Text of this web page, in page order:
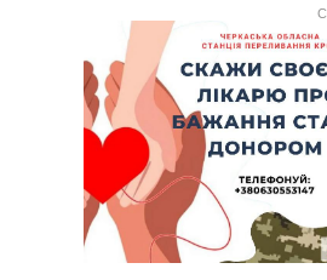
У Черкасах провели в
загиблих воїнів
До 1 вересня у Черкасах
розмітку біля навчальних
На честь загиблого захисника
Черкасах відкрили спортивно-
На Звенигородщині, попри
проведуть “Ше.Fest”